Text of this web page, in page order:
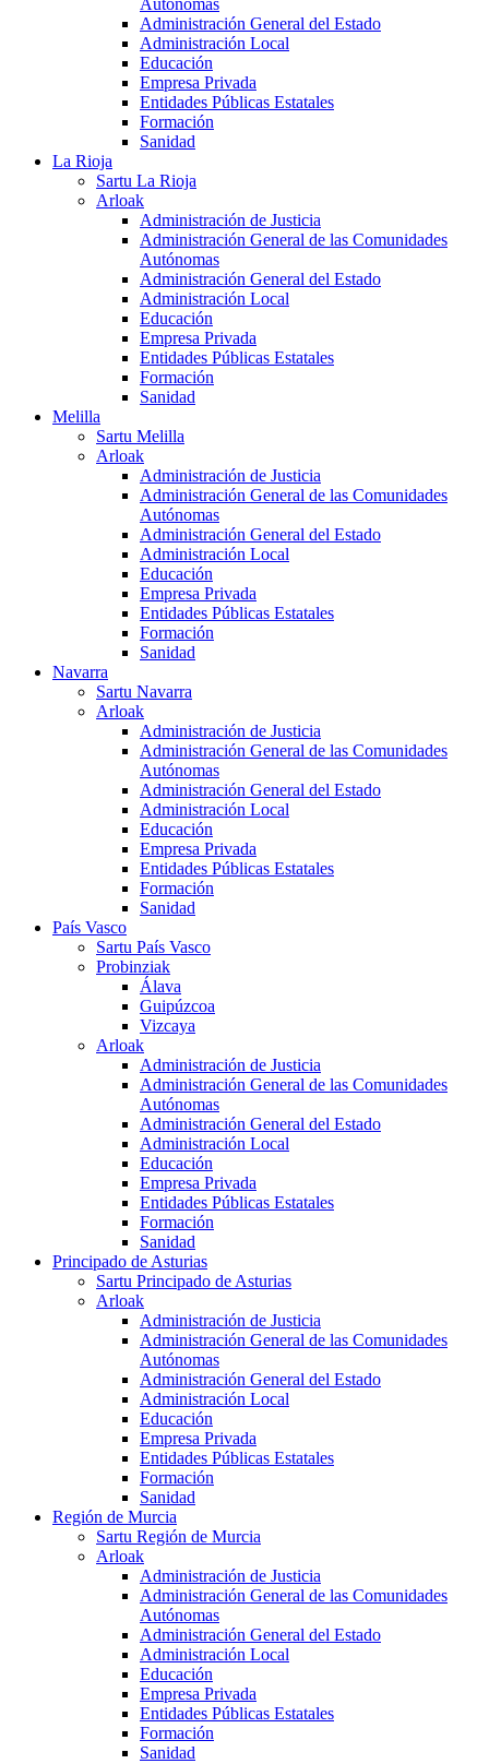
Autónomas
Administración General del Estado
Administración Local
Educación
Empresa Privada
Entidades Públicas Estatales
Formación
Sanidad
La Rioja
Sartu La Rioja
Arloak
Administración de Justicia
Administración General de las Comunidades
Autónomas
Administración General del Estado
Administración Local
Educación
Empresa Privada
Entidades Públicas Estatales
Formación
Sanidad
Melilla
Sartu Melilla
Arloak
Administración de Justicia
Administración General de las Comunidades
Autónomas
Administración General del Estado
Administración Local
Educación
Empresa Privada
Entidades Públicas Estatales
Formación
Sanidad
Navarra
Sartu Navarra
Arloak
Administración de Justicia
Administración General de las Comunidades
Autónomas
Administración General del Estado
Administración Local
Educación
Empresa Privada
Entidades Públicas Estatales
Formación
Sanidad
País Vasco
Sartu País Vasco
Probinziak
Álava
Guipúzcoa
Vizcaya
Arloak
Administración de Justicia
Administración General de las Comunidades
Autónomas
Administración General del Estado
Administración Local
Educación
Empresa Privada
Entidades Públicas Estatales
Formación
Sanidad
Principado de Asturias
Sartu Principado de Asturias
Arloak
Administración de Justicia
Administración General de las Comunidades
Autónomas
Administración General del Estado
Administración Local
Educación
Empresa Privada
Entidades Públicas Estatales
Formación
Sanidad
Región de Murcia
Sartu Región de Murcia
Arloak
Administración de Justicia
Administración General de las Comunidades
Autónomas
Administración General del Estado
Administración Local
Educación
Empresa Privada
Entidades Públicas Estatales
Formación
Sanidad